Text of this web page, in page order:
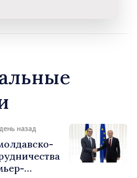
назад